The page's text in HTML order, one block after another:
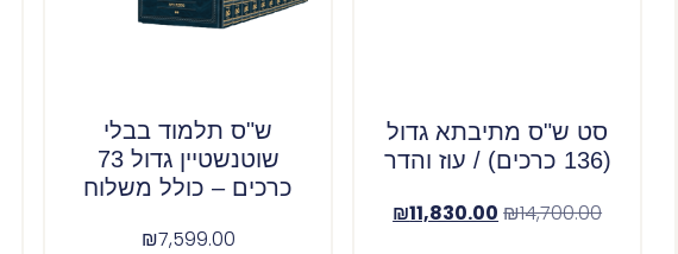
סט ש"ס מתיבתא גדול
(136 כרכים) / עוז והדר
₪14,700.00
₪11,830.00
ש"ס תלמוד בבלי
שוטנשטיין גדול 73
כרכים – כולל משלוח
₪7,599.00